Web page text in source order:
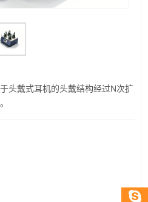
头戴式耳机的头戴结构经过N次扩